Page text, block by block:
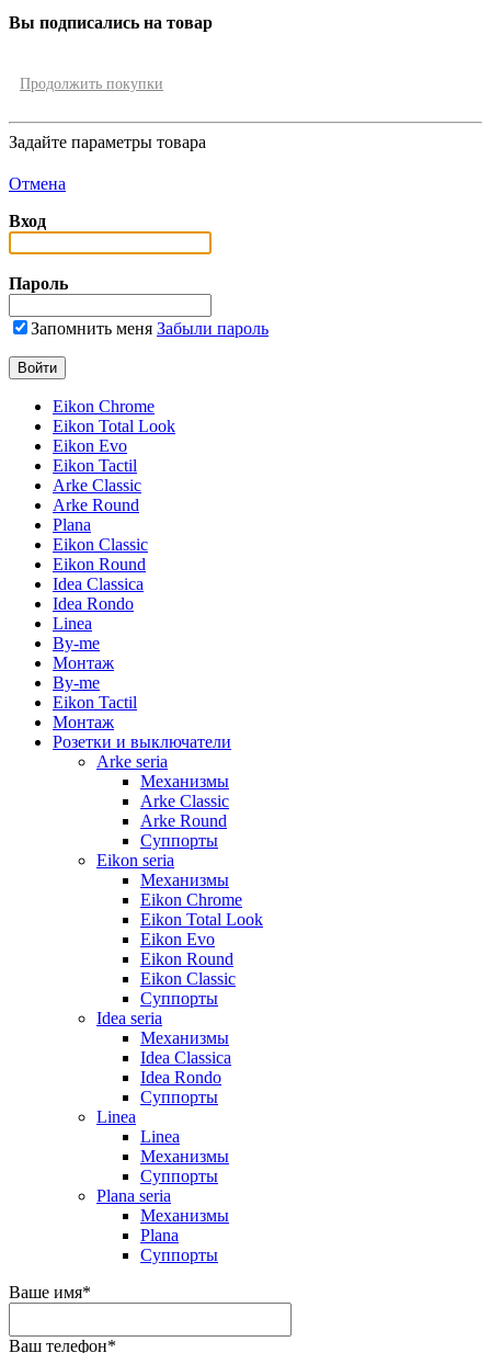
Вы подписались на товар
Продолжить покупки
Задайте параметры товара
Отмена
Вход
Пароль
Запомнить меня Забыли пароль
Eikon Chrome
Eikon Total Look
Eikon Evo
Eikon Tactil
Arke Classic
Arke Round
Plana
Eikon Classic
Eikon Round
Idea Classica
Idea Rondo
Linea
By-me
Монтаж
By-me
Eikon Tactil
Монтаж
Розетки и выключатели
Arke seria
Механизмы
Arke Classic
Arke Round
Суппорты
Eikon seria
Механизмы
Eikon Chrome
Eikon Total Look
Eikon Evo
Eikon Round
Eikon Classic
Суппорты
Idea seria
Механизмы
Idea Classica
Idea Rondo
Суппорты
Linea
Linea
Механизмы
Суппорты
Plana seria
Механизмы
Plana
Суппорты
Ваше имя*
Ваш телефон*